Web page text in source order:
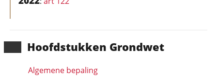
Hoofd­stukken Grondwet
Algemene bepaling